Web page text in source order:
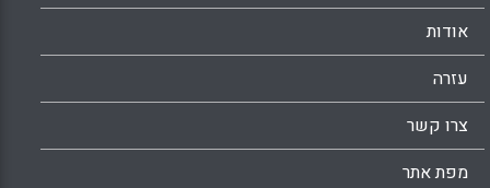
אודות
עזרה
צרו קשר
מפת אתר